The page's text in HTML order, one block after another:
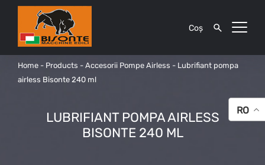
Coș
Home - Products - Accesorii Pompe Airless - Lubrifiant pompa
airless Bisonte 240 ml
LUBRIFIANT POMPA AIRLESS
BISONTE 240 ML
RO